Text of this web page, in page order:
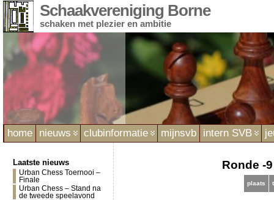
Schaakvereniging Borne
schaken met plezier en ambitie
home nieuws clubinformatie mijnsvb intern SVB
Laatste nieuws
Urban Chess Toernooi –
Finale
Urban Chess – Stand na
de tweede speelavond
Ronde -
plaats